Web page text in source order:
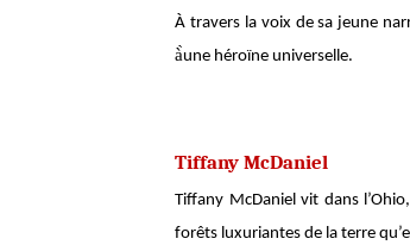
À travers la voix de sa jeune
à̀une héroïne universelle.
Tiffany McDaniel
Tiffany McDaniel vit dans
forêts luxuriantes de la terre